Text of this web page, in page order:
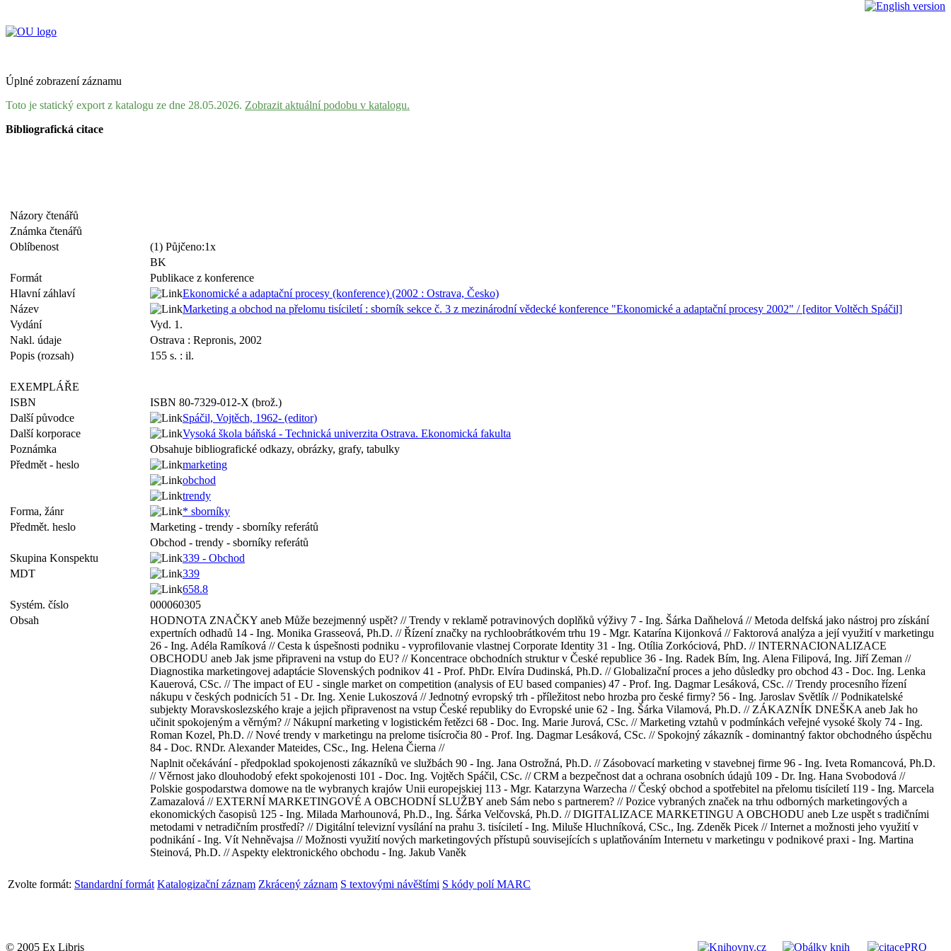
Úplné zobrazení záznamu
Toto je statický export z katalogu ze dne 28.05.2026. Zobrazit aktuální podobu v katalogu.
Bibliografická citace
Názory čtenářů
Známka čtenářů
Oblíbenost
(1) Půjčeno:1x
BK
Formát
Publikace z konference
Hlavní záhlaví
Ekonomické a adaptační procesy (konference) (2002 : Ostrava, Česko)
Název
Marketing a obchod na přelomu tisíciletí : sborník sekce č. 3 z mezinárodní vědecké konference "Ekonomické a adaptační procesy 2002" / [editor Voltěch Spáčil]
Vydání
Vyd. 1.
Nakl. údaje
Ostrava : Repronis, 2002
Popis (rozsah)
155 s. : il.
EXEMPLÁŘE
ISBN
ISBN 80-7329-012-X (brož.)
Další původce
Spáčil, Vojtěch, 1962- (editor)
Další korporace
Vysoká škola báňská - Technická univerzita Ostrava. Ekonomická fakulta
Poznámka
Obsahuje bibliografické odkazy, obrázky, grafy, tabulky
Předmět - heslo
marketing
obchod
trendy
Forma, žánr
* sborníky
Předmět. heslo
Marketing - trendy - sborníky referátů
Obchod - trendy - sborníky referátů
Skupina Konspektu
339 - Obchod
MDT
339
658.8
Systém. číslo
000060305
Obsah
HODNOTA ZNAČKY aneb Může bezejmenný uspět? // Trendy v reklamě potravinových doplňků výživy 7 - Ing. Šárka Daňhelová // Metoda delfská jako nástroj pro získání
expertních odhadů 14 - Ing. Monika Grasseová, Ph.D. // Řízení značky na rychloobrátkovém trhu 19 - Mgr. Katarína Kijonková // Faktorová analýza a její využití v marketingu
26 - Ing. Adéla Ramíková // Cesta k úspešnosti podniku - vyprofilovanie vlastnej Corporate Identity 31 - Ing. Otília Zorkóciová, PhD. // INTERNACIONALIZACE
OBCHODU aneb Jak jsme připraveni na vstup do EU? // Koncentrace obchodních struktur v České republice 36 - Ing. Radek Bím, Ing. Alena Filipová, Ing. Jiří Zeman //
Diagnostika marketingovej adaptácie Slovenských podnikov 41 - Prof. PhDr. Elvíra Dudinská, Ph.D. // Globalizační proces a jeho důsledky pro obchod 43 - Doc. Ing. Lenka
Kauerová, CSc. // The impact of EU - single market on competition (analysis of EU based companies) 47 - Prof. Ing. Dagmar Lesáková, CSc. // Trendy procesního řízení
nákupu v českých podnicích 51 - Dr. Ing. Xenie Lukoszová // Jednotný evropský trh - příležitost nebo hrozba pro české firmy? 56 - Ing. Jaroslav Světlík // Podnikatelské
subjekty Moravskoslezského kraje a jejich připravenost na vstup České republiky do Evropské unie 62 - Ing. Šárka Vilamová, Ph.D. // ZÁKAZNÍK DNEŠKA aneb Jak ho
učinit spokojeným a věrným? // Nákupní marketing v logistickém řetězci 68 - Doc. Ing. Marie Jurová, CSc. // Marketing vztahů v podmínkách veřejné vysoké školy 74 - Ing.
Roman Kozel, Ph.D. // Nové trendy v marketingu na prelome tisícročia 80 - Prof. Ing. Dagmar Lesáková, CSc. // Spokojný zákazník - dominantný faktor obchodného úspěchu
84 - Doc. RNDr. Alexander Mateides, CSc., Ing. Helena Čierna //
Naplnit očekávání - předpoklad spokojenosti zákazníků ve službách 90 - Ing. Jana Ostrožná, Ph.D. // Zásobovací marketing v stavebnej firme 96 - Ing. Iveta Romancová, Ph.D.
// Věrnost jako dlouhodobý efekt spokojenosti 101 - Doc. Ing. Vojtěch Spáčil, CSc. // CRM a bezpečnost dat a ochrana osobních údajů 109 - Dr. Ing. Hana Svobodová //
Polskie gospodarstwa domowe na tle wybranych krajów Unii europejskiej 113 - Mgr. Katarzyna Warzecha // Český obchod a spotřebitel na přelomu tisíciletí 119 - Ing. Marcela
Zamazalová // EXTERNÍ MARKETINGOVÉ A OBCHODNÍ SLUŽBY aneb Sám nebo s partnerem? // Pozice vybraných značek na trhu odborných marketingových a
ekonomických časopisů 125 - Ing. Milada Marhounová, Ph.D., Ing. Šárka Velčovská, Ph.D. // DIGITALIZACE MARKETINGU A OBCHODU aneb Lze uspět s tradičními
metodami v netradičním prostředí? // Digitální televizní vysílání na prahu 3. tisíciletí - Ing. Miluše Hluchníková, CSc., Ing. Zdeněk Picek // Internet a možnosti jeho využití v
podnikání - Ing. Vít Nehněvajsa // Možnosti využití nových marketingových přístupů souvisejících s uplatňováním Internetu v marketingu v podnikové praxi - Ing. Martina
Steinová, Ph.D. // Aspekty elektronického obchodu - Ing. Jakub Vaněk
Zvolte formát: Standardní formát Katalogizační záznam Zkrácený záznam S textovými návěštími S kódy polí MARC
© 2005 Ex Libris